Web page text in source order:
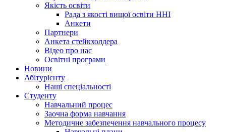
Якість освіти
Рада з якості вищої освіти ННІ
Анкети
Партнери
Анкета стейкхолдера
Відео про нас
Освітні програми
Hовини
Абітурієнту
Наші спеціальності
Студенту
Навчальний процес
Заочна форма навчання
Методичне забезпечення навчального процесу